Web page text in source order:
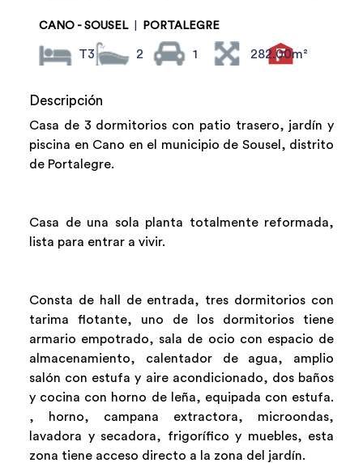
CANO - SOUSEL PORTALEGRE
T3 2 1 282.00m²
Descripción
Casa de 3 dormitorios con patio trasero, jardín y
piscina en Cano en el municipio de Sousel, distrito
de Portalegre.
Casa de una sola planta totalmente reformada,
lista para entrar a vivir.
Consta de hall de entrada, tres dormitorios con
tarima flotante, uno de los dormitorios tiene
armario empotrado, sala de ocio con espacio de
almacenamiento, calentador de agua, amplio
salón con estufa y aire acondicionado, dos baños
y cocina con horno de leña, equipada con estufa.
, horno, campana extractora, microondas,
lavadora y secadora, frigorífico y muebles, esta
zona tiene acceso directo a la zona del jardín.